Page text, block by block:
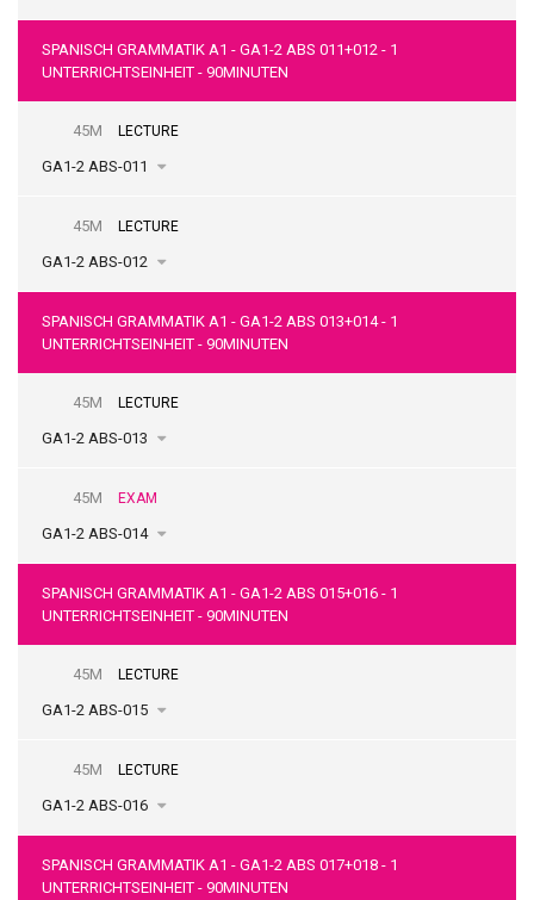
SPANISCH GRAMMATIK A1 - GA1-2 ABS 011+012 - 1
UNTERRICHTSEINHEIT - 90MINUTEN
GA1-2 ABS-011
45M LECTURE
GA1-2 ABS-012
45M LECTURE
SPANISCH GRAMMATIK A1 - GA1-2 ABS 013+014 - 1
UNTERRICHTSEINHEIT - 90MINUTEN
GA1-2 ABS-013
45M LECTURE
GA1-2 ABS-014
45M EXAM
SPANISCH GRAMMATIK A1 - GA1-2 ABS 015+016 - 1
UNTERRICHTSEINHEIT - 90MINUTEN
GA1-2 ABS-015
45M LECTURE
GA1-2 ABS-016
45M LECTURE
SPANISCH GRAMMATIK A1 - GA1-2 ABS 017+018 - 1
UNTERRICHTSEINHEIT - 90MINUTEN